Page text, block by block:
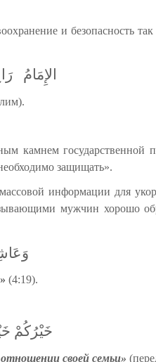
и безопасность
الإِمَامُ
камнем государственной
защищать».
массовой информации для
мужчин хорошо
(4:19).
خَيْرُكُمْ
своей семьи»